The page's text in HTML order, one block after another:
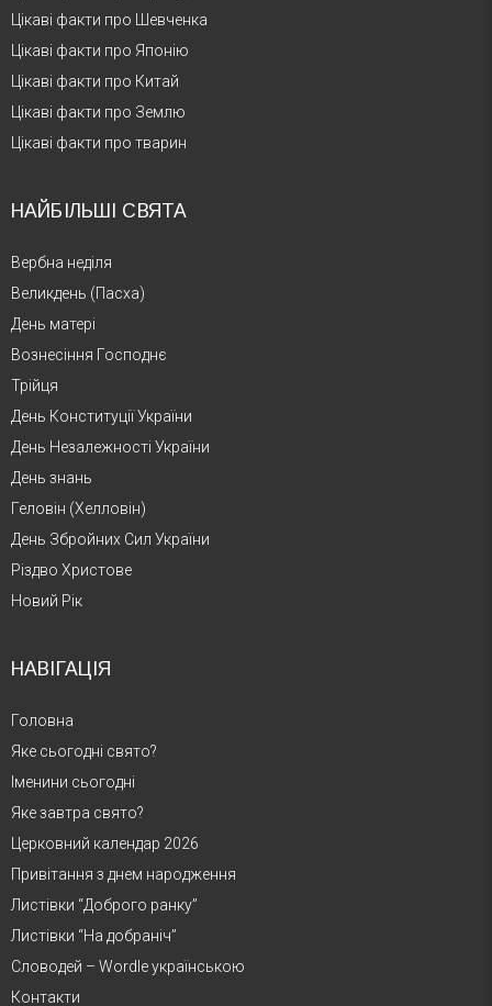
Цікаві факти про Шевченка
Цікаві факти про Японію
Цікаві факти про Китай
Цікаві факти про Землю
Цікаві факти про тварин
НАЙБІЛЬШІ СВЯТА
Вербна неділя
Великдень (Пасха)
День матері
Вознесіння Господнє
Трійця
День Конституції України
День Незалежності України
День знань
Геловін (Хелловін)
День Збройних Сил України
Різдво Христове
Новий Рік
НАВІГАЦІЯ
Головна
Яке сьогодні свято?
Іменини сьогодні
Яке завтра свято?
Церковний календар 2026
Привітання з днем народження
Листівки “Доброго ранку”
Листівки “На добраніч”
Словодей – Wordle українською
Контакти